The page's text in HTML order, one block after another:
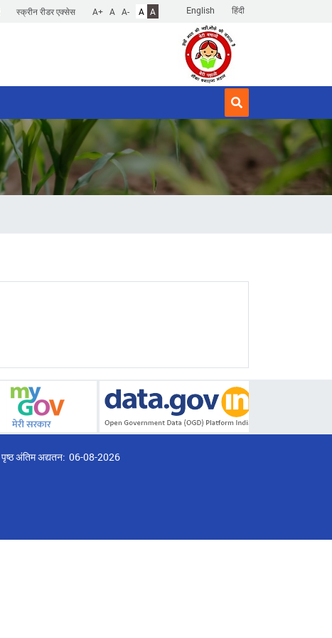
English हिंदी
स्क्रीन रीडर एक्सेस A+ A A- A A
पृष्ठ अंतिम अद्यतन: 06-08-2026